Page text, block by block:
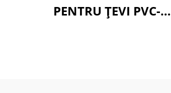
PENTRU ȚEVI PVC-O